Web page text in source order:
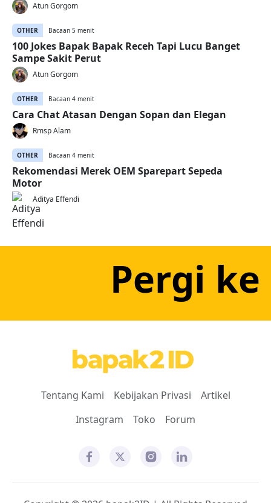
Atun Gorgom
OTHER Bacaan 5 menit
100 Jokes Bapak Bapak Receh Tapi Lucu Banget
Sampe Sakit Perut
Atun Gorgom
OTHER Bacaan 4 menit
Cara Chat Atasan Dengan Sopan dan Elegan
Rmsp Alam
OTHER Bacaan 4 menit
Rekomendasi Merek OEM Sparepart Sepeda
Motor
Aditya Effendi
Pergi
Tentang Kami Kebijakan Privasi
Artikel
Instagram
Toko Forum